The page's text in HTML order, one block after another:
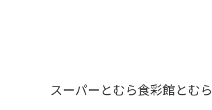
スーパーとむら食彩館とむら